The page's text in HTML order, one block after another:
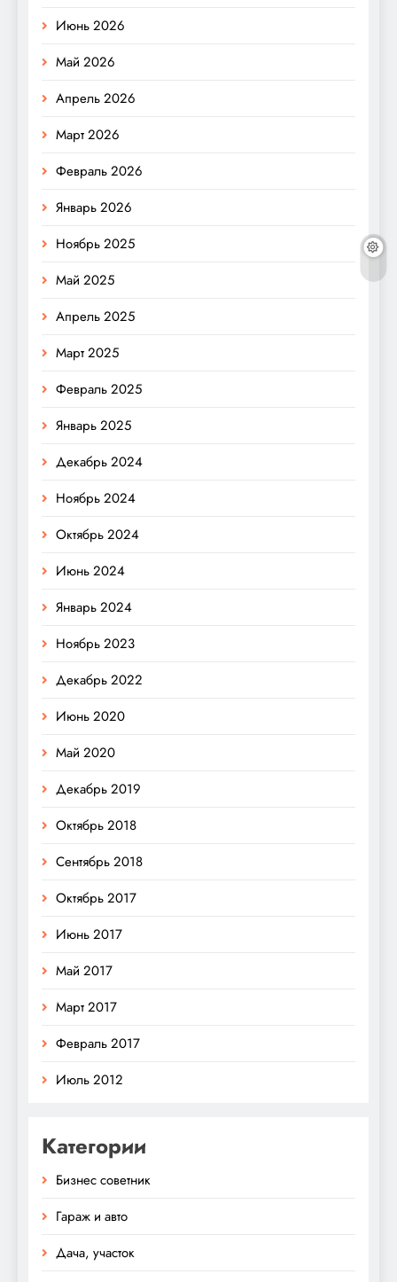
Июнь 2026
Май 2026
Апрель 2026
Март 2026
Февраль 2026
Январь 2026
Ноябрь 2025
Май 2025
Апрель 2025
Март 2025
Февраль 2025
Январь 2025
Декабрь 2024
Ноябрь 2024
Октябрь 2024
Июнь 2024
Январь 2024
Ноябрь 2023
Декабрь 2022
Июнь 2020
Май 2020
Декабрь 2019
Октябрь 2018
Сентябрь 2018
Октябрь 2017
Июнь 2017
Май 2017
Март 2017
Февраль 2017
Июль 2012
Категории
Бизнес советник
Гараж и авто
Дача, участок